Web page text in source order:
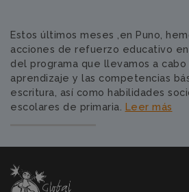
Estos últimos meses ,en Puno,
acciones de refuerzo educativo
del programa que llevamos a
aprendizaje y las competencias
escritura, así como habilidades
escolares de primaria. Leer más